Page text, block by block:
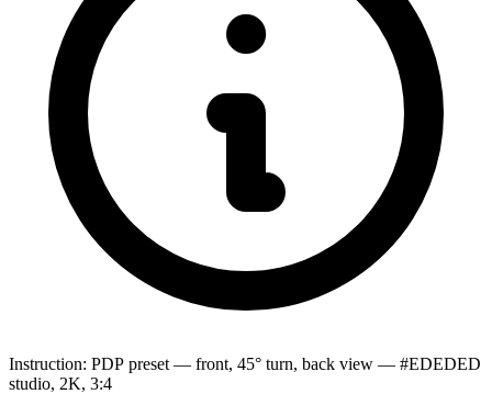
Instruction: PDP preset — front, 45° turn, back view — #EDEDED
studio, 2K, 3:4